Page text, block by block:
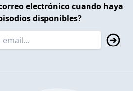
electrónico cuando haya
disponibles?